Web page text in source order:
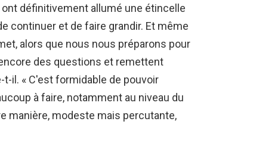
définitivement allumé une étincelle
continuer et de faire grandir. Et même
alors que nous nous préparons pour
des questions et remettent
il. « C'est formidable de pouvoir
à faire, notamment au niveau du
manière, modeste mais percutante,